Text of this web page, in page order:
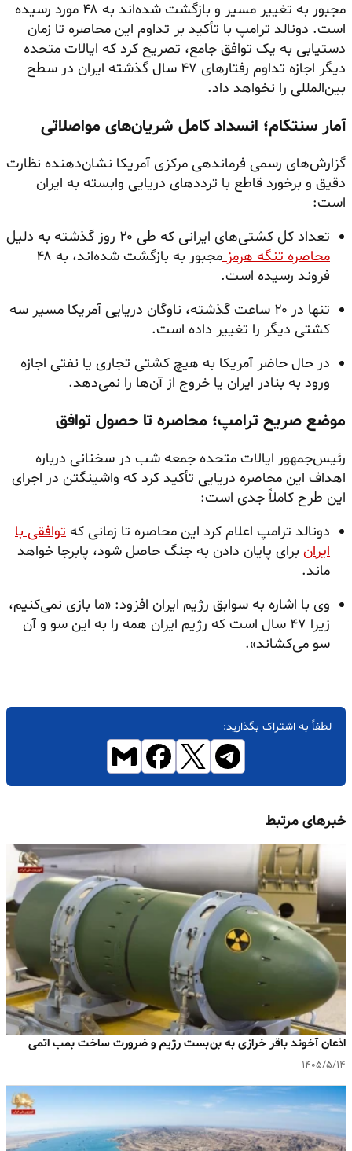
مجبور به تغییر مسیر و بازگشت شده‌اند به ۴۸ مورد رسیده
است. دونالد ترامپ با تأکید بر تداوم این محاصره تا زمان
دستیابی به یک توافق جامع، تصریح کرد که ایالات متحده
دیگر اجازه تداوم رفتارهای ۴۷ سال گذشته ایران در سطح
بین‌المللی را نخواهد داد.
آمار سنتکام؛ انسداد کامل شریان‌های مواصلاتی
گزارش‌های رسمی فرماندهی مرکزی آمریکا نشان‌دهنده نظارت
دقیق و برخورد قاطع با ترددهای دریایی وابسته به ایران
است:
تعداد کل کشتی‌های ایرانی که طی ۲۰ روز گذشته به دلیل
محاصره تنگه هرمز
مجبور به بازگشت شده‌اند، به ۴۸
فروند رسیده است.
تنها در ۲۰ ساعت گذشته، ناوگان دریایی آمریکا مسیر سه
کشتی دیگر را تغییر داده است.
در حال حاضر آمریکا به هیچ کشتی تجاری یا نفتی اجازه
ورود به بنادر ایران یا خروج از آن‌ها را نمی‌دهد.
موضع صریح ترامپ؛ محاصره تا حصول توافق
رئیس‌جمهور ایالات متحده جمعه شب در سخنانی درباره
اهداف این محاصره دریایی تأکید کرد که واشینگتن در اجرای
این طرح کاملاً جدی است:
دونالد ترامپ اعلام کرد این محاصره تا زمانی که توافقی با
ایران برای پایان دادن به جنگ حاصل شود، پابرجا خواهد
ماند.
وی با اشاره به سوابق رژیم ایران افزود: «ما بازی نمی‌کنیم،
زیرا ۴۷ سال است که رژیم ایران همه را به این سو و آن
سو می‌کشاند».
لطفاً به اشتراک بگذارید:
خبرهای مرتبط
اذعان آخوند باقر خرازی به بن‌بست رژیم و ضرورت ساخت بمب اتمی
۱۴۰۵/۵/۱۴